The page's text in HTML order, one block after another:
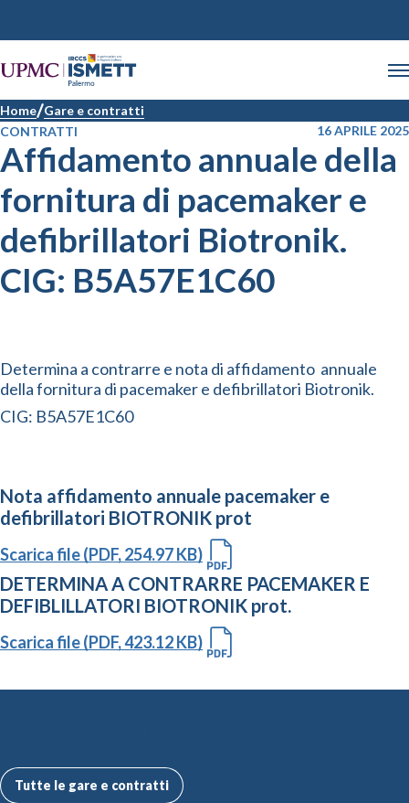
Home Gare e contratti
CONTRATTI
16 APRILE 2025
Affidamento annuale della
fornitura di pacemaker e
defibrillatori Biotronik.
CIG: B5A57E1C60
Determina a contrarre e nota di affidamento annuale
della fornitura di pacemaker e defibrillatori Biotronik.
CIG: B5A57E1C60
Nota affidamento annuale pacemaker e
defibrillatori BIOTRONIK prot
Scarica file (PDF, 254.97 KB)
DETERMINA A CONTRARRE PACEMAKER E
DEFIBLILLATORI BIOTRONIK prot.
Scarica file (PDF, 423.12 KB)
Tutte le gare e contratti